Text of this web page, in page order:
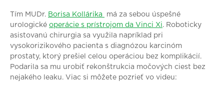
Tím MUDr. Borisa Kollárika
má za sebou úspešné
urologické operácie s prístrojom da Vinci Xi. Roboticky
asistovanú chirurgia sa využila napríklad pri
vysokorizikového pacienta s diagnózou karcinóm
prostaty, ktorý prešiel celou operáciou bez komplikácií.
Podarila sa mu urobiť rekonštrukcia močových ciest bez
nejakého leaku. Viac si môžete pozrieť vo videu: